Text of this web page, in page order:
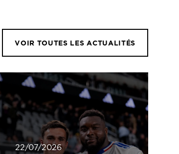
VOIR TOUTES LES ACTUALITÉS
22/07/2026